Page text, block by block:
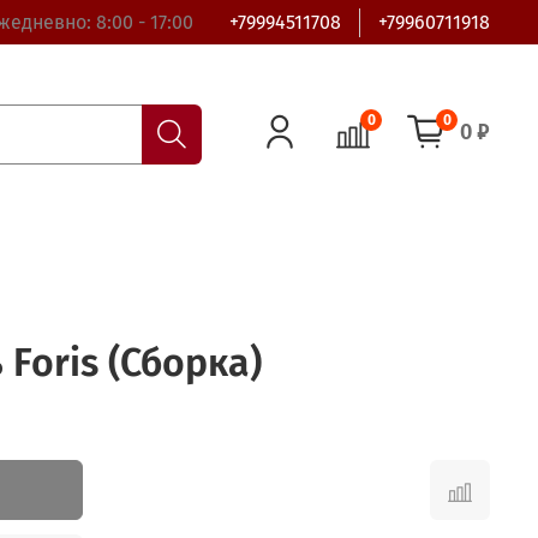
8:00 - 17:00 +79994511708 +79960711918
0 0 0 ₽
Foris (Сборка)